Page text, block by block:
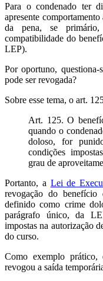
Para o condenado ter
apresente
da pena, se
compatibilidade do
LEP).
Por oportuno, questiona-
pode ser revogada?
Sobre esse tema, o art.
Art. 125. O
quando o
doloso, for
condições
grau de
Portanto, a Lei de
revogação do
definido como crime
parágrafo único, da
impostas na autorização
do curso.
Como exemplo
revogou a saída